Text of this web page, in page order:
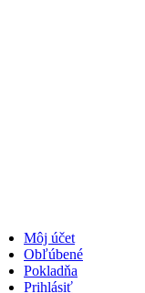
Môj účet
Obľúbené
Pokladňa
Prihlásiť